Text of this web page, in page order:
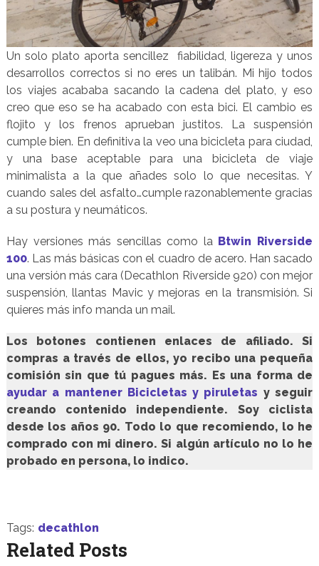
Un solo plato aporta sencillez fiabilidad, ligereza y unos
desarrollos correctos si no eres un talibán. Mi hijo todos
los viajes acababa sacando la cadena del plato, y eso
creo que eso se ha acabado con esta bici. El cambio es
flojito y los frenos aprueban justitos. La suspensión
cumple bien. En definitiva la veo una bicicleta para ciudad,
y una base aceptable para una bicicleta de viaje
minimalista a la que añades solo lo que necesitas. Y
cuando sales del asfalto…cumple razonablemente gracias
a su postura y neumáticos.
Hay versiones más sencillas como la Btwin Riverside
100. Las más básicas con el cuadro de acero. Han sacado
una versión más cara (Decathlon Riverside 920) con mejor
suspensión, llantas Mavic y mejoras en la transmisión. Si
quieres más info manda un mail.
Los botones contienen enlaces de afiliado. Si
compras a través de ellos, yo recibo una pequeña
comisión sin que tú pagues más. Es una forma de
ayudar a mantener Bicicletas y piruletas y seguir
creando contenido independiente. Soy ciclista
desde los años 90. Todo lo que recomiendo, lo he
comprado con mi dinero. Si algún artículo no lo he
probado en persona, lo indico.
Tags: decathlon
Related Posts